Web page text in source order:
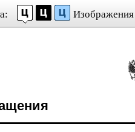
Изображения